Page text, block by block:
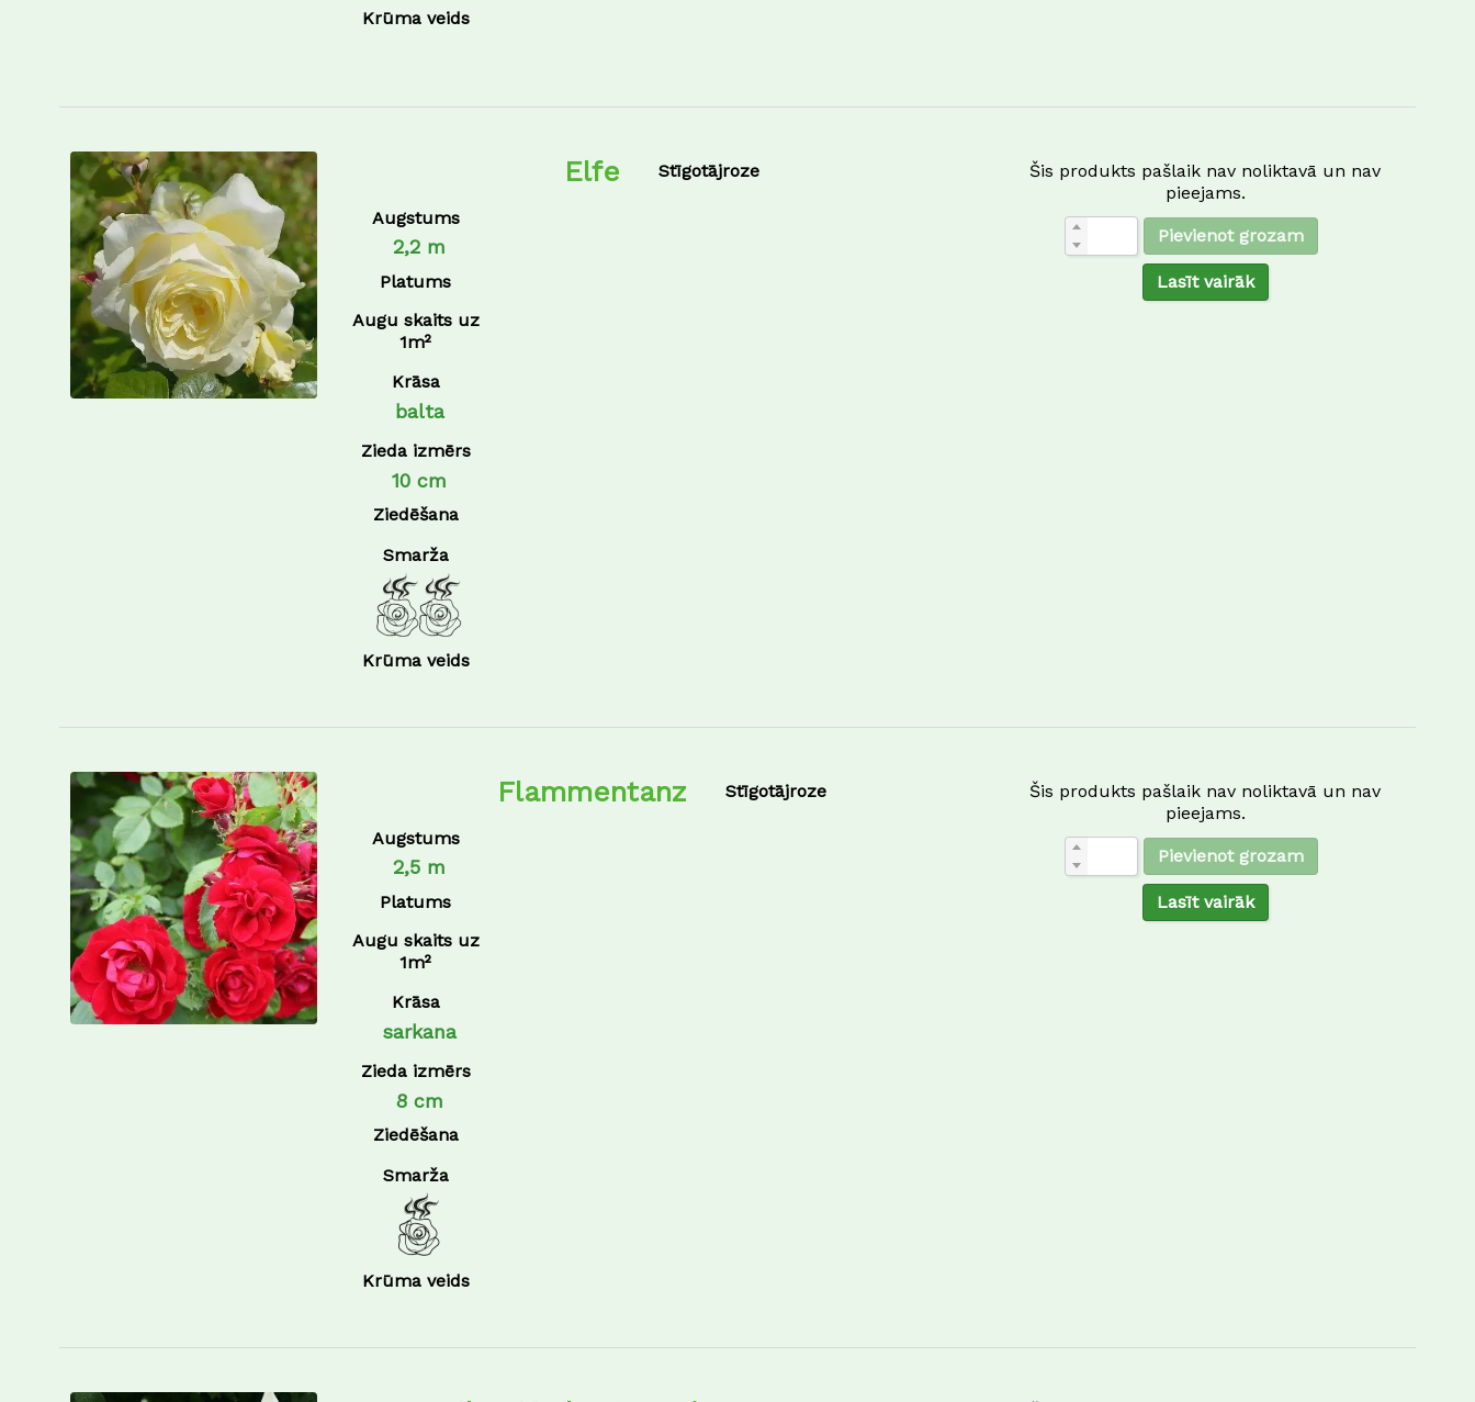
Krūma veids
Elfe Stīgotājroze
Augstums
2,2 m
Platums
Augu skaits uz
1m²
Krāsa
balta
Zieda izmērs
10 cm
Ziedēšana
Smarža
Krūma veids
Šis produkts pašlaik nav noliktavā un nav
pieejams.
Pievienot grozam
Lasīt vairāk
Flammentanz Stīgotājroze
Augstums
2,5 m
Platums
Augu skaits uz
1m²
Krāsa
sarkana
Zieda izmērs
8 cm
Ziedēšana
Smarža
Krūma veids
Šis produkts pašlaik nav noliktavā un nav
pieejams.
Pievienot grozam
Lasīt vairāk